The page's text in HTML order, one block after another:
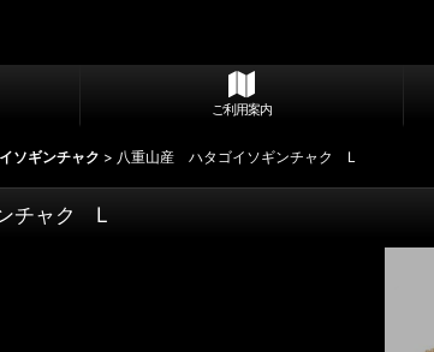
ご利用案内
イソギンチャク > 八重山産 ハタゴイソギンチャク L
チャク L